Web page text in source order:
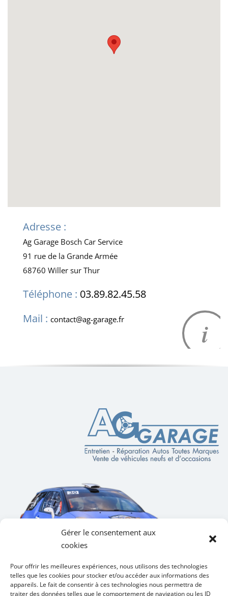
Gérer le consentement aux
cookies
Pour offrir les meilleures expériences, nous utilisons des technologies
telles que les cookies pour stocker et/ou accéder aux informations des
appareils. Le fait de consentir à ces technologies nous permettra de
traiter des données telles que le comportement de navigation ou les ID
Adresse :
Ag Garage Bosch Car Service
91 rue de la Grande Armée
68760 Willer sur Thur
Téléphone : 03.89.82.45.58
Mail : contact@ag-garage.fr